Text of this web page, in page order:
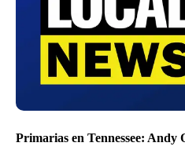
Primarias en Tennessee: Andy